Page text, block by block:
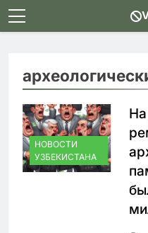
Skip
to
НОВОСТИ
УЗБЕКИСТАНА